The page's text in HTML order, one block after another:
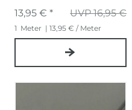
UVP 16,95 €
13,95 € *
1 Meter | 13,95 € / Meter